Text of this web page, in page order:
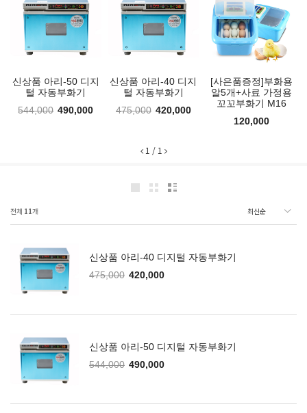
신상품 아리-50 디지
털 자동부화기
544,000 490,000
신상품 아리-40 디지
털 자동부화기
475,000 420,000
[사은품증정]부화용
알5개+사료 가정용
꼬꼬부화기 M16
120,000
1 / 1
전체 11개
신상품 아리-40 디지털 자동부화기
475,000 420,000
신상품 아리-50 디지털 자동부화기
544,000 490,000